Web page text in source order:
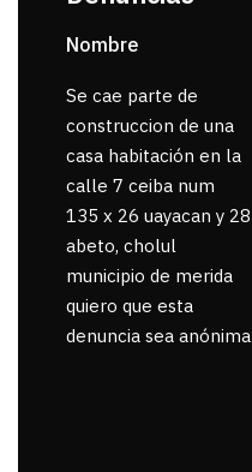
Nombre
Se cae parte de
construccion de una
casa habitación en la
calle 7 ceiba num
135 x 26 uayacan y 28
abeto, cholul
municipio de merida
quiero que esta
denuncia sea anónima